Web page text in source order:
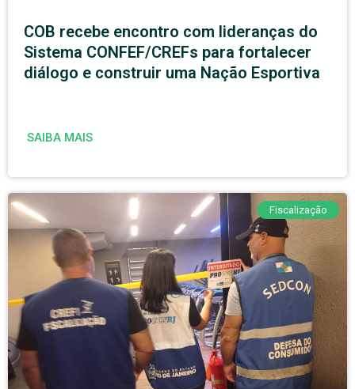
COB recebe encontro com lideranças do
Sistema CONFEF/CREFs para fortalecer
diálogo e construir uma Nação Esportiva
SAIBA MAIS
Fiscalização